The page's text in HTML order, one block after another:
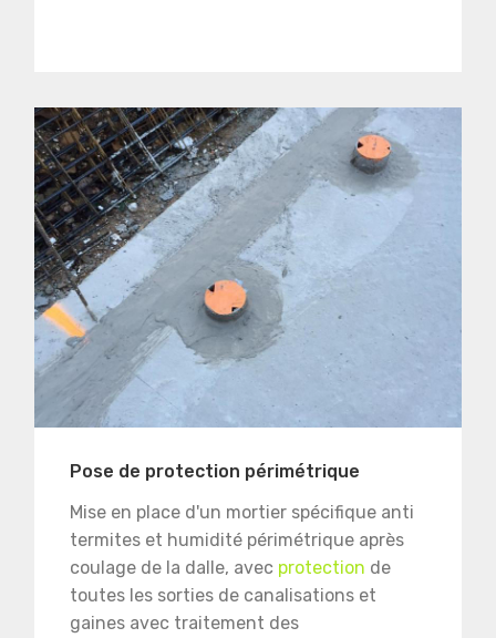
Pose de protection périmétrique
Mise en place d'un mortier spécifique anti
termites et humidité périmétrique après
coulage de la dalle, avec protection de
toutes les sorties de canalisations et
gaines avec traitement des